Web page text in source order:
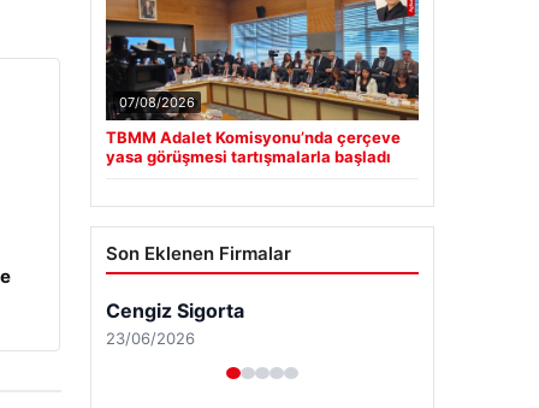
07/08/2026
TBMM Adalet Komisyonu’nda çerçeve
yasa görüşmesi tartışmalarla başladı
Son Eklenen Firmalar
Cengiz Sigorta
23/06/2026